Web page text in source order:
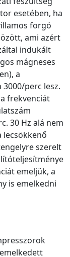
esetében, ha
forgó
ami azért
indukált
mágneses
a
perc lesz.
frekvenciát
30 Hz alá nem
lecsökkenő
szerelt
emeljük, a
is emelkedni